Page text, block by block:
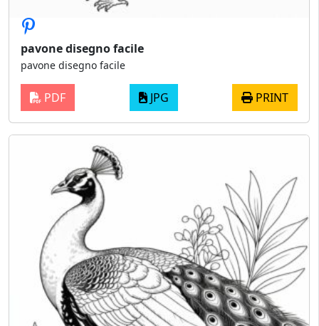
pavone disegno facile
pavone disegno facile
PDF JPG PRINT